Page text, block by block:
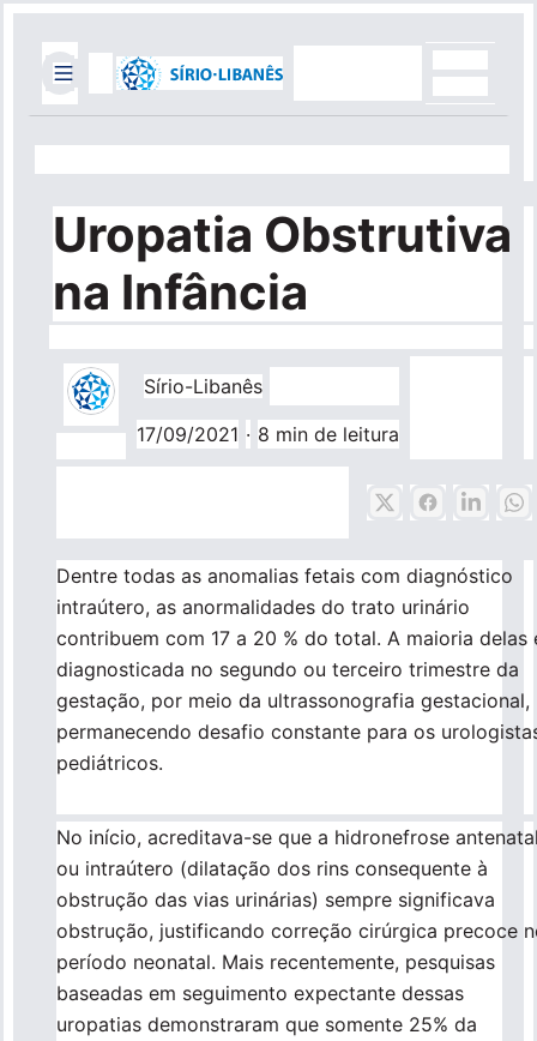
para
conteúdo
principal
Top
Header
Menu
Mobile
Quick
Links
Faça uma doação
Portal do Médico
Portal do Paciente
Pronto Atendimento
Agendamentos
Nossas Unidades
International Patient
Navegação
principal
Sobre
Uropatia Obstrutiva
na Infância
Sírio-Libanês
17/09/2021 · 8 min de leitura
Dentre todas as anomalias fetais com diagnóstico
intraútero, as anormalidades do trato urinário
contribuem com 17 a 20 % do total. A maioria delas
diagnosticada no segundo ou terceiro trimestre da
gestação, por meio da ultrassonografia gestacional,
permanecendo desafio constante para os
pediátricos.​
No início, acreditava-se que a hidronefrose
ou intraútero (dilatação dos rins consequente à
obstrução das vias urinárias) sempre significava
obstrução, justificando correção cirúrgica precoce
período neonatal. Mais recentemente, pesquisas
baseadas em seguimento expectante dessas
uropatias demonstraram que somente 25% da